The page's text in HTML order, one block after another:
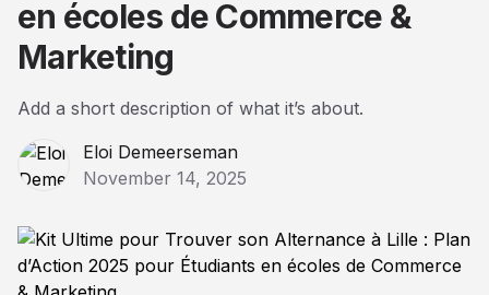
en écoles de Commerce &
Marketing
Add a short description of what it’s about.
Eloi Demeerseman
November 14, 2025